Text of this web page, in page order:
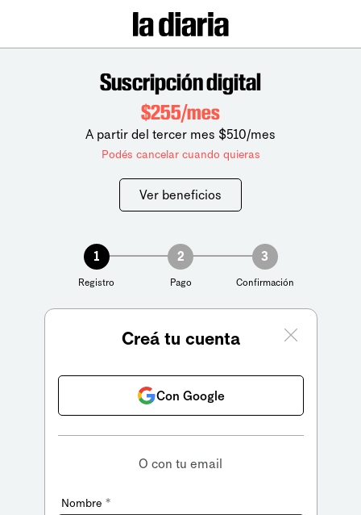
Suscripción digital
$255/mes
A partir del tercer mes $510/mes
Podés cancelar cuando quieras
Ver beneficios
1
Registro
2
Pago
3
Confirmación
Creá tu cuenta
Con Google
O con tu email
Nombre *